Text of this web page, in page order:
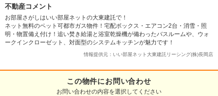
不動産コメント
お部屋さがしはいい部屋ネットの大東建託で！
ネット無料のペット可都市ガス物件！宅配ボックス・エアコン2台・消雪・照
明・物置備え付け！追い焚き給湯と浴室乾燥機が備わったバスルームや、ウォ
ークインクローゼット、対面型のシステムキッチンが魅力です！
情報提供元：いい部屋ネット大東建託リーシング(株)長岡店
この物件にお問い合わせ
お問い合わせの内容を選択してください